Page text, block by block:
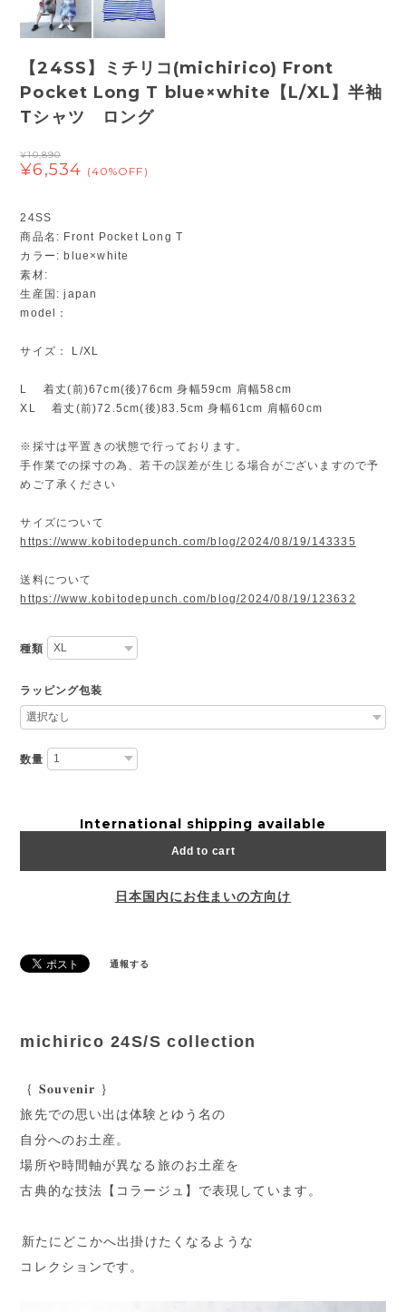
【24SS】ミチリコ(michirico) Front
Pocket Long T blue×white【L/XL】半袖
Tシャツ ロング
¥10,890
¥6,534 (40%OFF)
24SS
商品名: Front Pocket Long T
カラー: blue×white
素材:
生産国: japan
model：
サイズ： L/XL
L 着丈(前)67cm(後)76cm 身幅59cm 肩幅58cm
XL 着丈(前)72.5cm(後)83.5cm 身幅61cm 肩幅60cm
※採寸は平置きの状態で行っております。
手作業での採寸の為、若干の誤差が生じる場合がございますので予
めご了承ください
サイズについて
https://www.kobitodepunch.com/blog/2024/08/19/143335
送料について
https://www.kobitodepunch.com/blog/2024/08/19/123632
種類
ラッピング包装
数量
International shipping available
Add to cart
日本国内にお住まいの方向け
通報する
michirico 24S/S collection
｛ 𝐒𝐨𝐮𝐯𝐞𝐧𝐢𝐫 ｝
旅先での思い出は体験とゆう名の
自分へのお土産。
場所や時間軸が異なる旅のお土産を
古典的な技法【コラージュ】で表現しています。
⁡新たにどこかへ出掛けたくなるような
コレクションです。